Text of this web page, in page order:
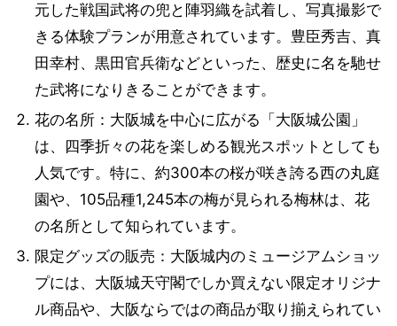
元した戦国武将の兜と陣羽織を試着し、写真撮影で
きる体験プランが用意されています。豊臣秀吉、真
田幸村、黒田官兵衛などといった、歴史に名を馳せ
た武将になりきることができます。
花の名所：大阪城を中心に広がる「大阪城公園」
は、四季折々の花を楽しめる観光スポットとしても
人気です。特に、約300本の桜が咲き誇る西の丸庭
園や、105品種1,245本の梅が見られる梅林は、花
の名所として知られています。
限定グッズの販売：大阪城内のミュージアムショッ
プには、大阪城天守閣でしか買えない限定オリジナ
ル商品や、大阪ならではの商品が取り揃えられてい